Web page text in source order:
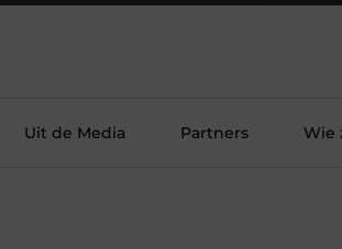
Uit de Media Partners Wie